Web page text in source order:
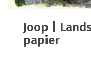
Joop |
papier